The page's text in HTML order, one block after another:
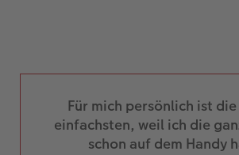
Fotobuch – mit unseren
Für mich persönlich ist
einfachsten, weil ich die
schon auf dem Handy